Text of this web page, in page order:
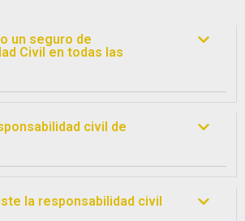
un seguro de
Civil en todas las
civil de
la responsabilidad civil